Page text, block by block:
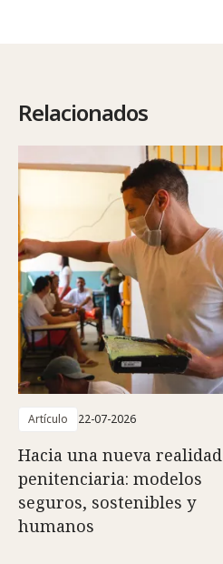
Relacionados
Artículo 22-07-2026
Hacia una nueva realidad
penitenciaria: modelos
seguros, sostenibles y
humanos